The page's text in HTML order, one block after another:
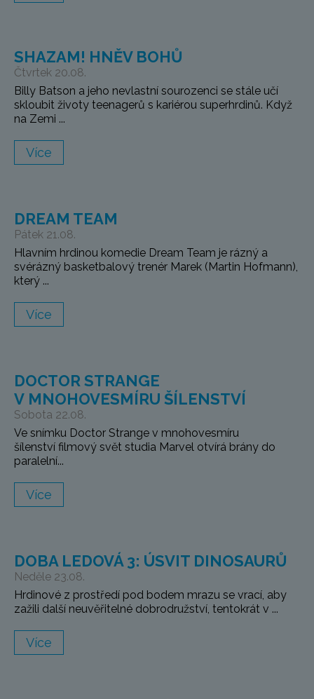
SHAZAM! HNĚV BOHŮ
Čtvrtek 20.08.
Billy Batson a jeho nevlastní sourozenci se stále učí
skloubit životy teenagerů s kariérou superhrdinů. Když
na Zemi ...
Více
DREAM TEAM
Pátek 21.08.
Hlavním hrdinou komedie Dream Team je rázný a
svérázný basketbalový trenér Marek (Martin Hofmann),
který ...
Více
DOCTOR STRANGE
V MNOHOVESMÍRU ŠÍLENSTVÍ
Sobota 22.08.
Ve snímku Doctor Strange v mnohovesmíru
šílenství filmový svět studia Marvel otvírá brány do
paralelní...
Více
DOBA LEDOVÁ 3: ÚSVIT DINOSAURŮ
Neděle 23.08.
Hrdinové z prostředí pod bodem mrazu se vrací, aby
zažili další neuvěřitelné dobrodružství, tentokrát v ...
Více